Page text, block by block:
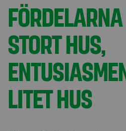
STORT HUS,
LITET HUS